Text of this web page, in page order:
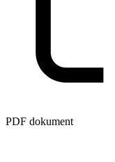
PDF dokument